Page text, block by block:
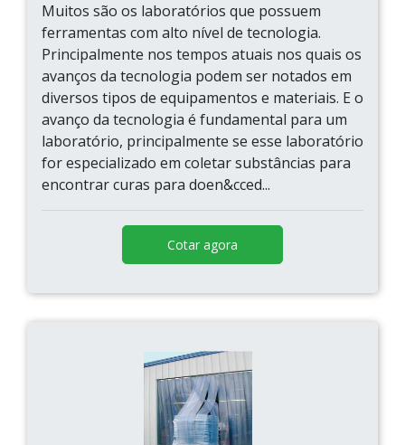
Muitos são os laboratórios que possuem
ferramentas com alto nível de tecnologia.
Principalmente nos tempos atuais nos quais os
avanços da tecnologia podem ser notados em
diversos tipos de equipamentos e materiais. E o
avanço da tecnologia é fundamental para um
laboratório, principalmente se esse laboratório
for especializado em coletar substâncias para
encontrar curas para doen&cced...
Cotar agora